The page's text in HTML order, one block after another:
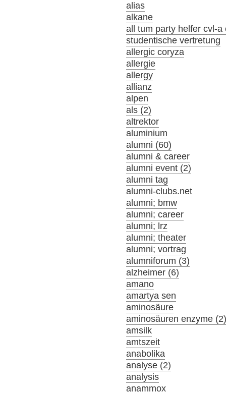
alias
alkane
all tum party helfer cvl-
studentische vertretung
allergic coryza
allergie
allergy
allianz
alpen
als (2)
altrektor
aluminium
alumni (60)
alumni & career
alumni event (2)
alumni tag
alumni-clubs.net
alumni; bmw
alumni; career
alumni; lrz
alumni; theater
alumni; vortrag
alumniforum (3)
alzheimer (6)
amano
amartya sen
aminosäure
aminosäuren enzyme
amsilk
amtszeit
anabolika
analyse (2)
analysis
anammox